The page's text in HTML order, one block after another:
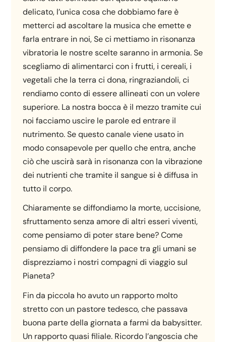
delicato, l’unica cosa che dobbiamo fare è
metterci ad ascoltare la musica che emette e
farla entrare in noi, Se ci mettiamo in risonanza
vibratoria le nostre scelte saranno in armonia. Se
scegliamo di alimentarci con i frutti, i cereali, i
vegetali che la terra ci dona, ringraziandoli, ci
rendiamo conto di essere allineati con un volere
superiore. La nostra bocca è il mezzo tramite cui
noi facciamo uscire le parole ed entrare il
nutrimento. Se questo canale viene usato in
modo consapevole per quello che entra, anche
ciò che uscirà sarà in risonanza con la vibrazione
dei nutrienti che tramite il sangue si è diffusa in
tutto il corpo.
Chiaramente se diffondiamo la morte, uccisione,
sfruttamento senza amore di altri esseri viventi,
come pensiamo di poter stare bene? Come
pensiamo di diffondere la pace tra gli umani se
disprezziamo i nostri compagni di viaggio sul
Pianeta?
Fin da piccola ho avuto un rapporto molto
stretto con un pastore tedesco, che passava
buona parte della giornata a farmi da babysitter.
Un rapporto quasi filiale. Ricordo l’angoscia che